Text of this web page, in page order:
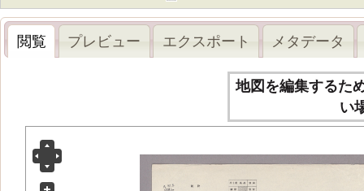
閲覧 プレビュー エクスポート メタデータ
地図を編集するた
い